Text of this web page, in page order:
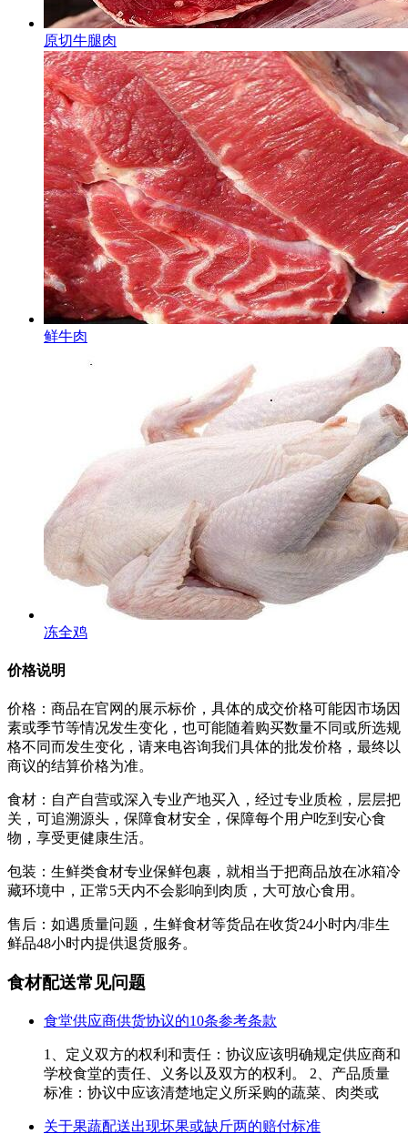
原切牛腿肉
鲜牛肉
冻全鸡
价格说明
价格：商品在官网的展示标价，具体的成交价格可能因市场因
素或季节等情况发生变化，也可能随着购买数量不同或所选规
格不同而发生变化，请来电咨询我们具体的批发价格，最终以
商议的结算价格为准。
食材：自产自营或深入专业产地买入，经过专业质检，层层把
关，可追溯源头，保障食材安全，保障每个用户吃到安心食
物，享受更健康生活。
包装：生鲜类食材专业保鲜包裹，就相当于把商品放在冰箱冷
藏环境中，正常5天内不会影响到肉质，大可放心食用。
售后：如遇质量问题，生鲜食材等货品在收货24小时内/非生
鲜品48小时内提供退货服务。
食材配送常见问题
食堂供应商供货协议的10条参考条款
1、定义双方的权利和责任：协议应该明确规定供应商和
学校食堂的责任、义务以及双方的权利。 2、产品质量
标准：协议中应该清楚地定义所采购的蔬菜、肉类或
关于果蔬配送出现坏果或缺斤两的赔付标准